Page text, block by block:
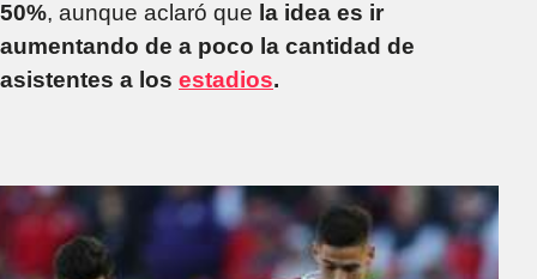
50%, aunque aclaró que la idea es ir
aumentando de a poco la cantidad de
asistentes a los estadios.